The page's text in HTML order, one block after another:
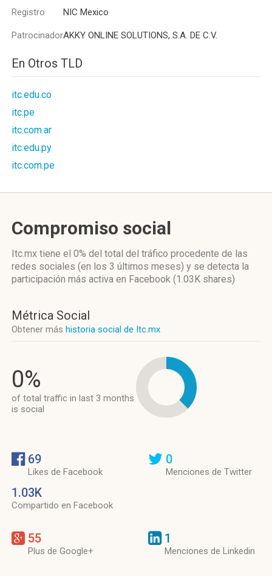
Registro NIC Mexico
PatrocinadorAKKY ONLINE SOLUTIONS, S.A. DE C.V.
En Otros TLD
itc.edu.co
itc.pe
itc.com.ar
itc.edu.py
itc.com.pe
Compromiso social
Itc.mx tiene el 0% del total del tráfico procedente de las
redes sociales (en los 3 últimos meses) y se detecta la
participación más activa en Facebook (1.03K shares)
Métrica Social
Obtener más historia social de Itc.mx
0%
of total traffic in last 3 months
is social
69
Likes de Facebook
1.03K
Compartido en Facebook
0
Menciones de Twitter
55
Plus de Google+
1
Menciones de Linkedin